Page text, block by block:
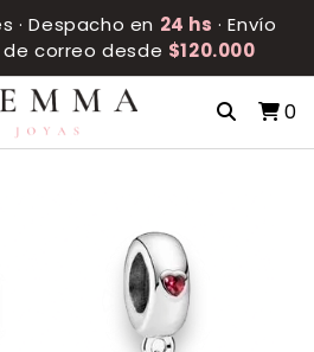
· Despacho en 24 hs · Envío
correo desde $120.000
0